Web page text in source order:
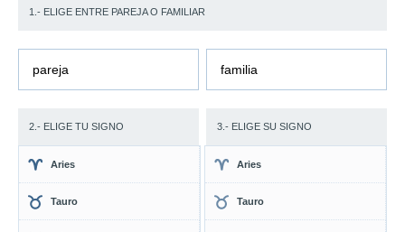
1.- ELIGE ENTRE PAREJA O FAMILIAR
pareja familia
2.- ELIGE TU SIGNO 3.- ELIGE SU SIGNO
Aries
Tauro
Aries
Tauro